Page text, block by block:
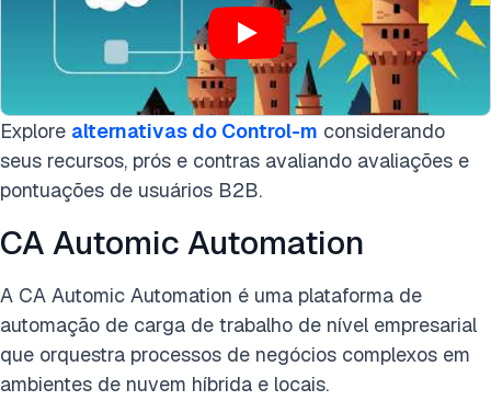
Explore alternativas do Control-m considerando
seus recursos, prós e contras avaliando avaliações e
pontuações de usuários B2B.
CA Automic Automation
A CA Automic Automation é uma plataforma de
automação de carga de trabalho de nível empresarial
que orquestra processos de negócios complexos em
ambientes de nuvem híbrida e locais.